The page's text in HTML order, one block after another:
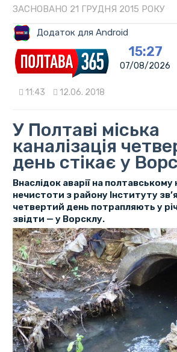
ЗАСНОВАНО 21 ГРУДНЯ 2015 РОКУ
Додаток для Android
15:27
07/08/2026
11:43 12.06. 2018
У Полтаві міська
каналізація
день стікає у
Внаслідок аварії на полтавському
нечистоти з району Інституту
четвертий день потрапляють у
звідти — у Ворсклу.